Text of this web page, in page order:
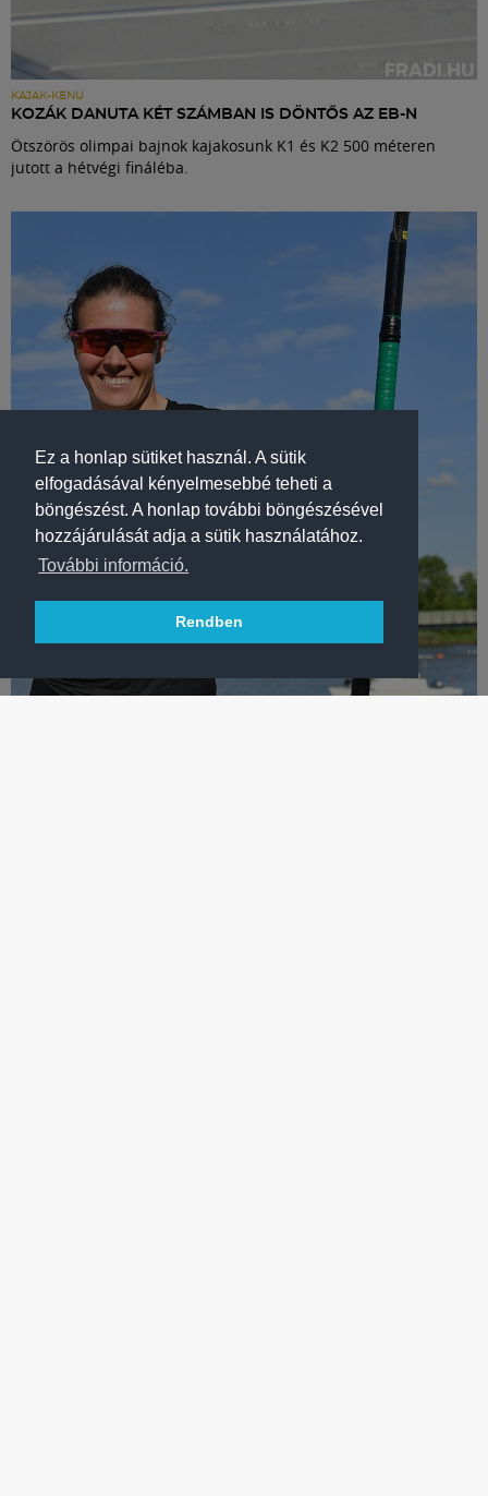
Ez a honlap sütiket használ. A sütik
elfogadásával kényelmesebbé teheti a
böngészést. A honlap további böngészésével
hozzájárulását adja a sütik használatához.
További információ.
Rendben
KAJAK-KENU
KOZÁK DANUTA KÉT SZÁMBAN IS DÖNTŐS AZ EB-N
Ötszörös olimpai bajnok kajakosunk K1 és K2 500 méteren
jutott a hétvégi fináléba.